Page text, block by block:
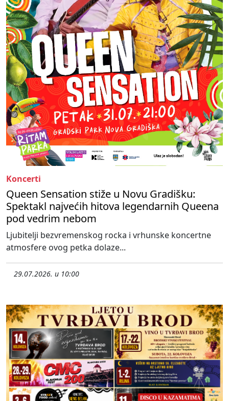
Koncerti
Queen Sensation stiže u Novu Gradišku:
Spektakl najvećih hitova legendarnih Queena
pod vedrim nebom
Ljubitelji bezvremenskog rocka i vrhunske koncertne
atmosfere ovog petka dolaze...
29.07.2026. u 10:00